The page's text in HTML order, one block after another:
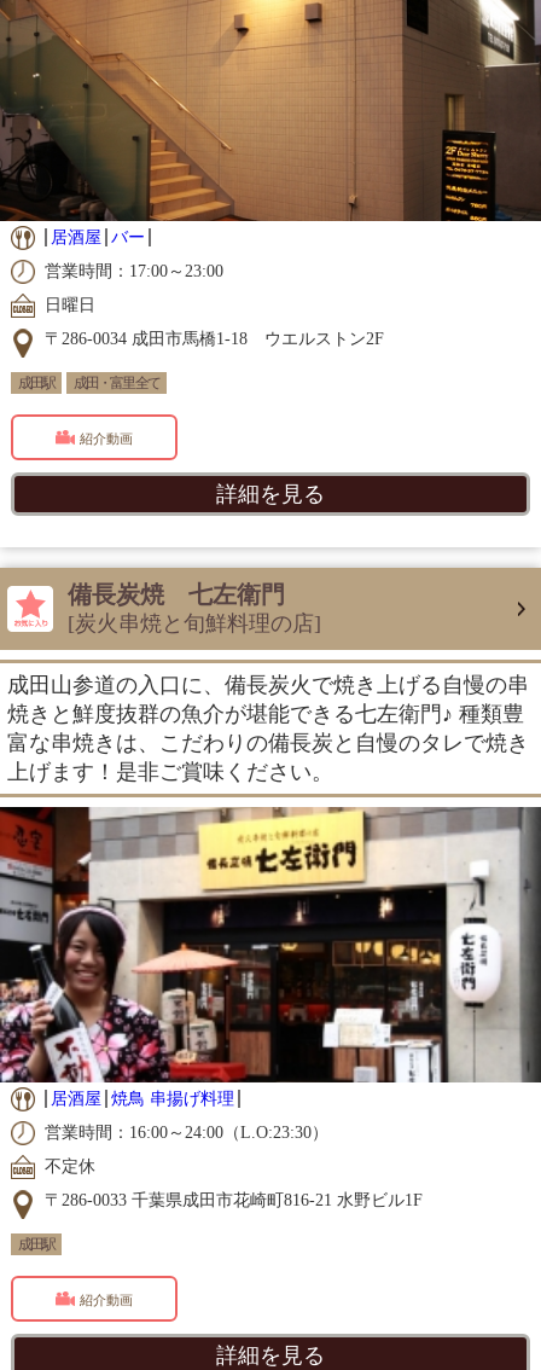
居酒屋 バー
営業時間：17:00～23:00
日曜日
〒286-0034 成田市馬橋1-18 ウエルストン2F
成田駅 成田・富里 全て
紹介動画
詳細を見る
備長炭焼 七左衛門
[炭火串焼と旬鮮料理の店]
成田山参道の入口に、備長炭火で焼き上げる自慢の串
焼きと鮮度抜群の魚介が堪能できる七左衛門♪ 種類豊
富な串焼きは、こだわりの備長炭と自慢のタレで焼き
上げます！是非ご賞味ください。
居酒屋 焼鳥 串揚げ料理
営業時間：16:00～24:00（L.O:23:30）
不定休
〒286-0033 千葉県成田市花崎町816-21 水野ビル1F
成田駅
紹介動画
詳細を見る